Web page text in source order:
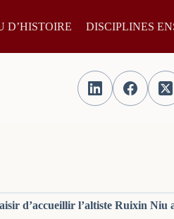
D’HISTOIRE DISCIPLINES
d’accueillir l’altiste Ruixin Niu